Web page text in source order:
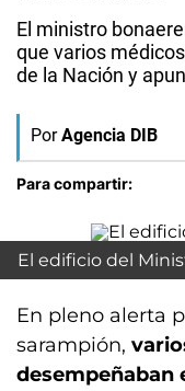
El ministro
que varios
de la Nación y
Por Agencia DIB
Para compartir:
El edificio del
En pleno alerta
sarampión,
desempeñaban